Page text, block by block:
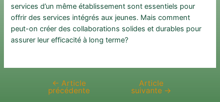
services d’un même établissement sont essentiels pour
offrir des services intégrés aux jeunes. Mais comment
peut-on créer des collaborations solides et durables pour
assurer leur efficacité à long terme?
Navigation
← Article
précédente
Article
suivante →